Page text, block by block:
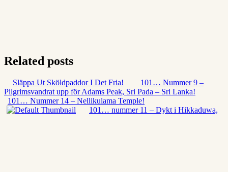
Related posts
Släppa Ut Sköldpaddor I Det Fria!
101… Nummer 9 –
Pilgrimsvandrat upp för Adams Peak, Sri Pada – Sri Lanka!
101… Nummer 14 – Nellikulama Temple!
101… nummer 11 – Dykt i Hikkaduwa,